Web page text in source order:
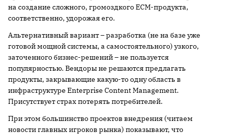
на создание сложного, громоздкого ECM-продукта,
соответственно, удорожая его.
Альтернативный вариант – разработка (не на базе уже
готовой мощной системы, а самостоятельного) узкого,
заточенного бизнес-решений – не пользуется
популярностью. Вендоры не решаются предлагать
продукты, закрывающие какую-то одну область в
инфраструктуре Enterprise Content Management.
Присутствует страх потерять потребителей.
При этом большинство проектов внедрения (читаем
новости главных игроков рынка) показывают, что